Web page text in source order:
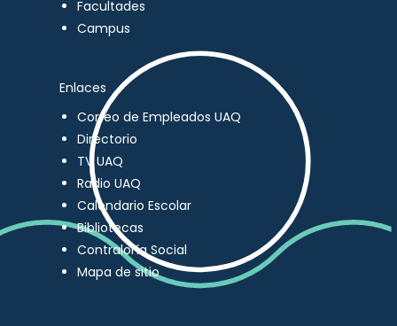
Facultades
Campus
Enlaces
Correo de Empleados UAQ
Directorio
TV UAQ
Radio UAQ
Calendario Escolar
Bibliotecas
Contraloría Social
Mapa de sitio